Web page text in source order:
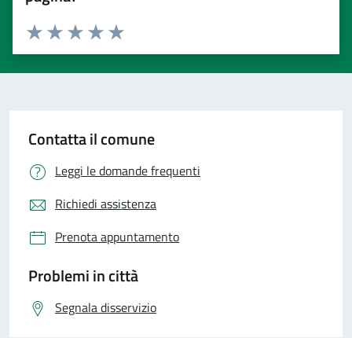
Valuta 5 stelle su 5
Valuta 4 stelle su 5
Valuta 3 stelle su 5
Valuta 2 stelle su 5
Valuta 1 stelle su 5
Contatta il comune
Leggi le domande frequenti
Richiedi assistenza
Prenota appuntamento
Problemi in città
Segnala disservizio